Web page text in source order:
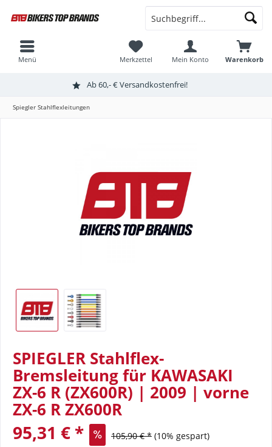
Ab 60,- € Versandkostenfrei!
Warenkorb
Merkzettel Mein Konto
Menü
Spiegler Stahlflexleitungen
SPIEGLER Stahlflex-
Bremsleitung für KAWASAKI
ZX-6 R (ZX600R) | 2009 | vorne
ZX-6 R ZX600R
95,31 € * 105,90 € * (10% gespart)